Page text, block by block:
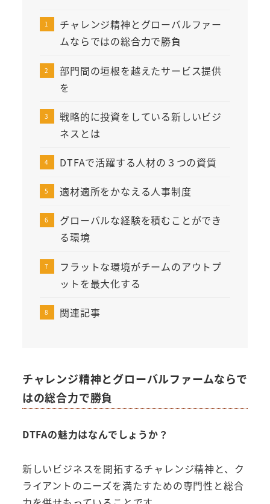
チャレンジ精神とグローバルファー
ムならではの総合力で勝負
部門間の垣根を越えたサービス提供
を
戦略的に投資をしている新しいビジ
ネスとは
DTFAで活躍する人材の３つの資質
適材適所をかなえる人事制度
グローバルな経験を積むことができ
る環境
フラットな環境がチームのアウトプ
ットを最大化する
関連記事
チャレンジ精神とグローバルファームならで
はの総合力で勝負
DTFAの魅力はなんでしょうか？
新しいビジネスを開拓するチャレンジ精神と、ク
ライアントのニーズを満たすための専門性と総合